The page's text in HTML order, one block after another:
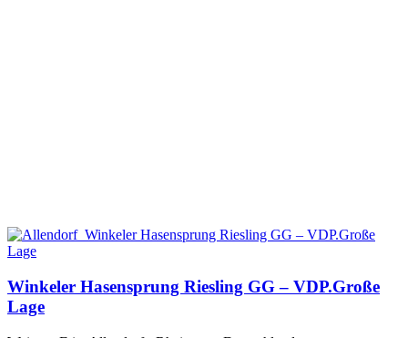
Winkeler Hasensprung Riesling GG – VDP.Große
Lage